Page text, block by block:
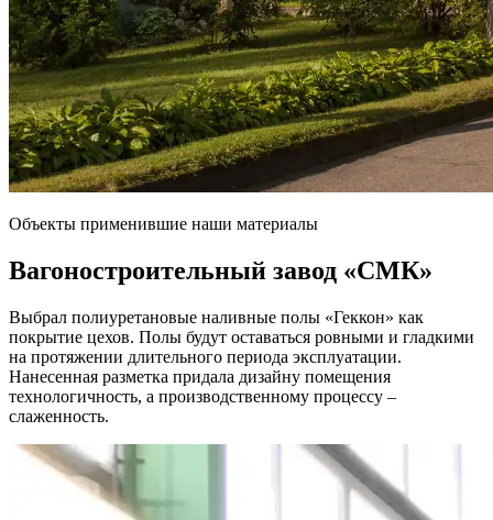
Объекты применившие наши материалы
Вагоностроительный завод «СМК»
Выбрал полиуретановые наливные полы «Геккон» как
покрытие цехов. Полы будут оставаться ровными и гладкими
на протяжении длительного периода эксплуатации.
Нанесенная разметка придала дизайну помещения
технологичность, а производственному процессу –
слаженность.